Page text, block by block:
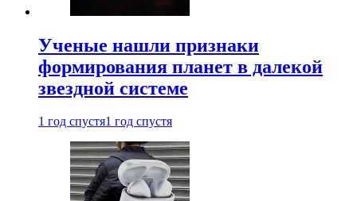
Ученые нашли признаки
формирования планет в далекой
звездной системе
1 год спустя1 год спустя